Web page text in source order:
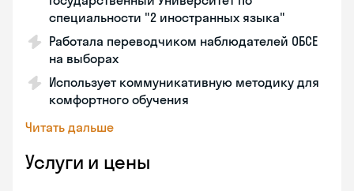
специальности "2 иностранных языка"
Работала переводчиком наблюдателей ОБСЕ
на выборах
Использует коммуникативную методику для
комфортного обучения
Читать дальше
Услуги и цены